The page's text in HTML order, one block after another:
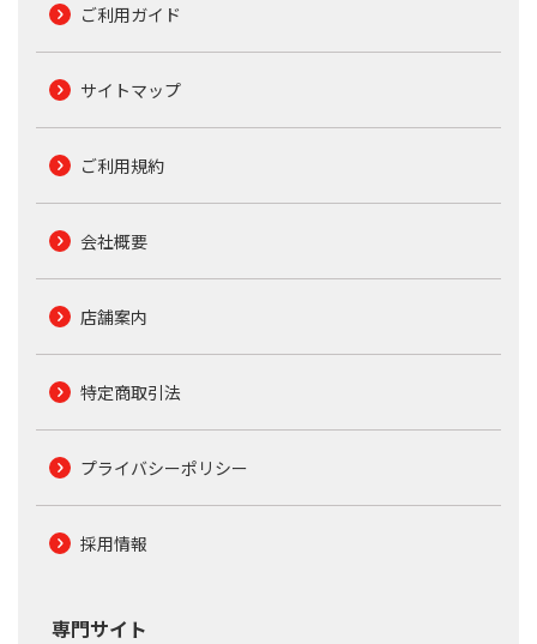
ご利用ガイド
サイトマップ
ご利用規約
会社概要
店舗案内
特定商取引法
プライバシーポリシー
採用情報
専門サイト